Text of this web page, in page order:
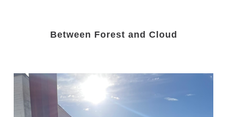
Between Forest and Cloud